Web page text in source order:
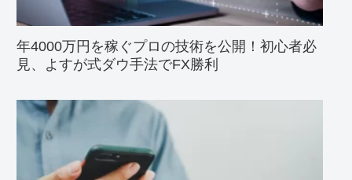
年4000万円を稼ぐプロの技術を公開！初心者必
見、よすが式ダウ手法でFX勝利